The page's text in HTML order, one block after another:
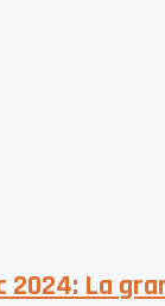
2024: La